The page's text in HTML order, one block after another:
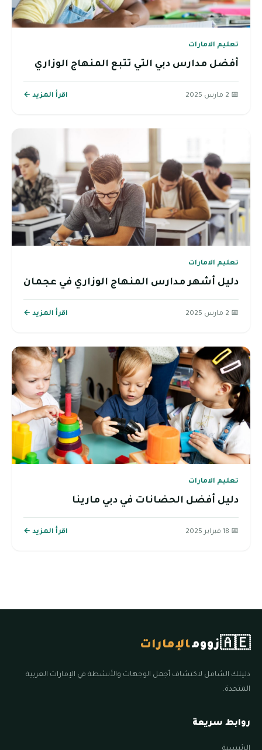
تعليم الامارات
أفضل مدارس دبي التي تتبع المنهاج الوزاري
📅 2 مارس 2025 اقرأ المزيد ←
تعليم الامارات
دليل أشهر مدارس المنهاج الوزاري في عجمان
📅 2 مارس 2025 اقرأ المزيد ←
تعليم الامارات
دليل أفضل الحضانات في دبي مارينا
📅 18 فبراير 2025 اقرأ المزيد ←
🇦🇪زوومالإمارات
دليلك الشامل لاكتشاف أجمل الوجهات والأنشطة في الإمارات العربية
المتحدة.
روابط سريعة